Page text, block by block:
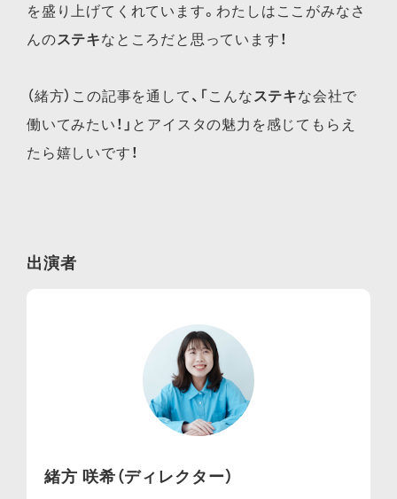
を盛り上げてくれています。わたしはここがみなさ
んのステキなところだと思っています！
（緒方）この記事を通して、「こんな ステキな会社で
働いてみたい！」とアイスタの魅力を感じてもらえ
たら嬉しいです！
出演者
緒方 咲希（ディレクター）